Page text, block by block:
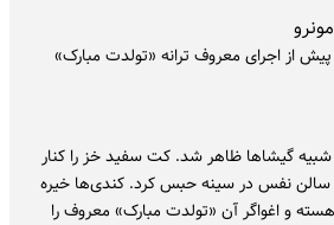
پیش از اجرای معروف ترانه «تولدت مبارک»
شبیه گیشاها ظاهر شد. کت سفید خز را کنار
نفس در سینه حبس کرد. کندی‌ها خیره
و اغواگر آن «تولدت مبارک» معروف را